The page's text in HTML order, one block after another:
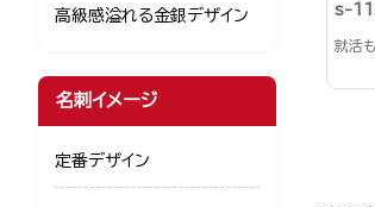
s-
就活も
高級感溢れる金銀デザイン
名刺イメージ
定番デザイン